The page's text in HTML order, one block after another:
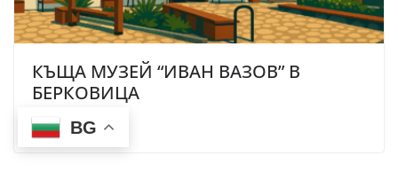
КЪЩА МУЗЕЙ “ИВАН ВАЗОВ” В
БЕРКОВИЦА
1 year BG